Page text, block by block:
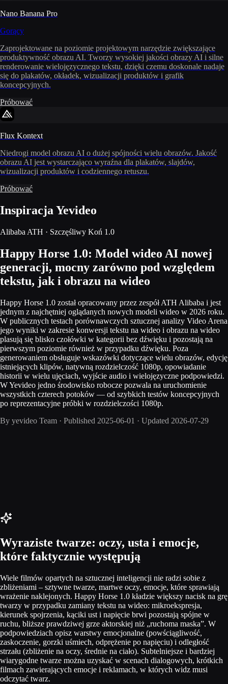
Nano Banana Pro
Gorący
Zaprojektowane na poziomie projektowym narzędzie zwiększające
produktywność obrazu AI. Tworzy wysokiej jakości obrazy AI i silne
renderowanie wielojęzycznego tekstu, dzięki czemu doskonale nadaje
się do plakatów, okładek, wizualizacji produktów i grafik
koncepcyjnych.
Próbować
Flux Kontext
Niedrogi model obrazu AI o dużej spójności wielu obrazów. Jakość
obrazu AI jest wystarczająco wyraźna dla plakatów, slajdów,
wizualizacji produktów i codziennego retuszu.
Próbować
Inspiracja Yevideo
Alibaba ATH · Szczęśliwy Koń 1.0
Happy Horse 1.0: Model wideo AI nowej
generacji, mocny zarówno pod względem
tekstu, jak i obrazu na wideo
Happy Horse 1.0 został opracowany przez zespół ATH Alibaba i jest
jednym z najchętniej oglądanych nowych modeli wideo w 2026 roku.
W publicznych testach porównawczych sztucznej analizy Video Arena
jego wyniki w zakresie konwersji tekstu na wideo i obrazu na wideo
plasują się blisko czołówki w kategorii bez dźwięku i pozostają na
pierwszym poziomie również w przypadku dźwięku. Poza
generowaniem obsługuje wskazówki dotyczące wielu obrazów, edycję
istniejących klipów, natywną rozdzielczość 1080p, opowiadanie
historii w wielu ujęciach, wyjście audio i wielojęzyczne podpowiedzi.
W Yevideo jedno środowisko robocze pozwala na uruchomienie
wszystkich czterech potoków — od szybkich testów koncepcyjnych
po reprezentacyjne próbki w rozdzielczości 1080p.
By yevideo Team · Published 2025-06-01 · Updated 2026-07-29
Wyraziste twarze: oczy, usta i emocje,
które faktycznie występują
Wiele filmów opartych na sztucznej inteligencji nie radzi sobie z
zbliżeniami – sztywne twarze, martwe oczy, emocje, które sprawiają
wrażenie naklejonych. Happy Horse 1.0 kładzie większy nacisk na grę
twarzy w przypadku zamiany tekstu na wideo: mikroekspresja,
kierunek spojrzenia, kąciki ust i napięcie brwi pozostają spójne w
ruchu, bliższe prawdziwej grze aktorskiej niż „ruchoma maska”. W
podpowiedziach opisz warstwy emocjonalne (powściągliwość,
zaskoczenie, gorzki uśmiech, odprężenie po napięciu) i odległość
strzału (zbliżenie na oczy, średnie na ciało). Subtelniejsze i bardziej
wiarygodne twarze można uzyskać w scenach dialogowych, krótkich
filmach zawierających emocje i reklamach, w których widz musi
odczytać twarz.